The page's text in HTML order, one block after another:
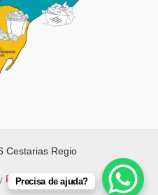
Cestarias Regio
FAPNET
Precisa de ajuda?